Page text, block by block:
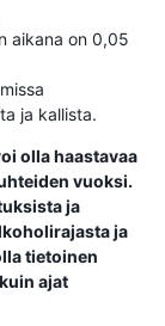
aikana on 0,05
ja kallista.
olla haastavaa
vuoksi.
ja
ja
tietoinen
ajat